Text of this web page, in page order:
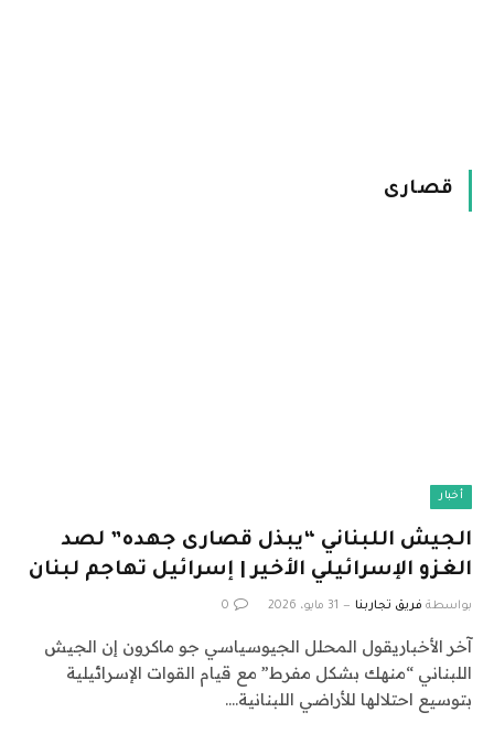
قصارى
أخبار
الجيش اللبناني “يبذل قصارى جهده” لصد
الغزو الإسرائيلي الأخير | إسرائيل تهاجم لبنان
بواسطة فريق تجاربنا 31 مايو، 2026 0
آخر الأخباريقول المحلل الجيوسياسي جو ماكرون إن الجيش
اللبناني “منهك بشكل مفرط” مع قيام القوات الإسرائيلية
بتوسيع احتلالها للأراضي اللبنانية.…